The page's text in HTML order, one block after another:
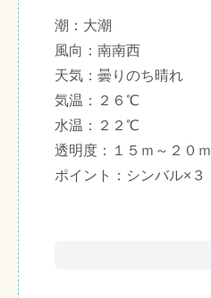
潮：大潮
風向：南南西
天気：曇りのち晴れ
気温：２６℃
水温：２２℃
透明度：１５ｍ～２０ｍ
ポイント：シンバル×３